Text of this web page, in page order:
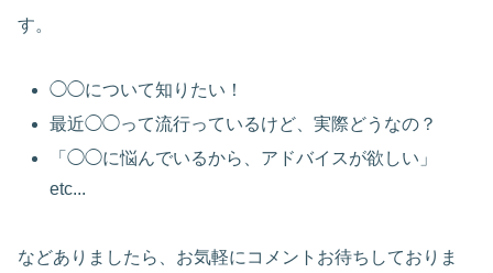
す。
◯◯について知りたい！
最近◯◯って流行っているけど、実際どうなの？
「◯◯に悩んでいるから、アドバイスが欲しい」
etc...
などありましたら、お気軽にコメントお待ちしておりま